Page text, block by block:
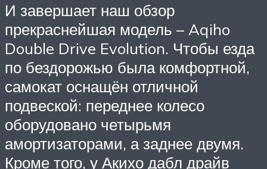
И завершает наш обзор
прекраснейшая модель – Aqiho
Double Drive Evolution. Чтобы езда
по бездорожью была комфортной,
самокат оснащён отличной
подвеской: переднее колесо
оборудовано четырьмя
амортизаторами, а заднее двумя.
Кроме того, у Акихо дабл драйв